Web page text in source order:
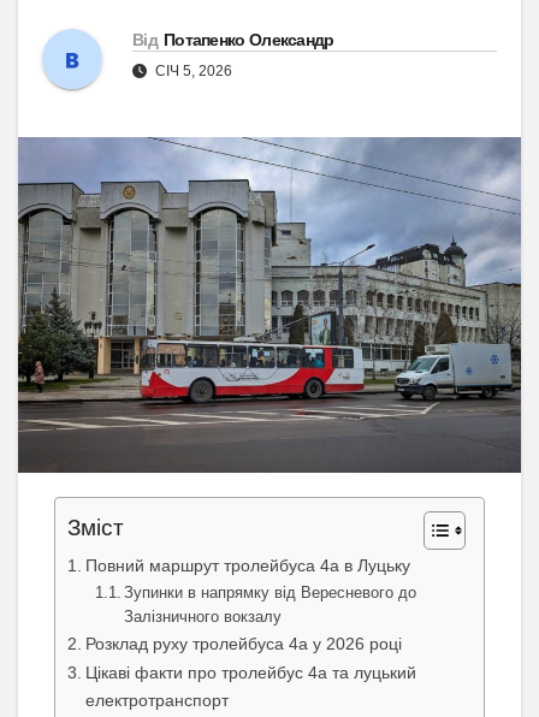
Від Потапенко Олександр
СІЧ 5, 2026
Зміст
Повний маршрут тролейбуса 4а в Луцьку
Зупинки в напрямку від Вересневого до
Залізничного вокзалу
Розклад руху тролейбуса 4а у 2026 році
Цікаві факти про тролейбус 4а та луцький
електротранспорт